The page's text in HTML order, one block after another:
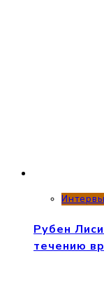
Рубен
течению